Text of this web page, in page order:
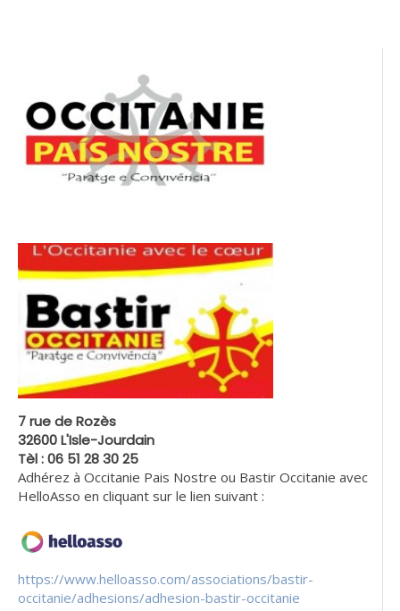
7 rue de Rozès
32600 L'Isle-Jourdain
Tèl : 06 51 28 30 25
Adhérez à Occitanie Pais Nostre ou Bastir Occitanie avec
HelloAsso en cliquant sur le lien suivant :
https://www.helloasso.com/associations/bastir-
occitanie/adhesions/adhesion-bastir-occitanie